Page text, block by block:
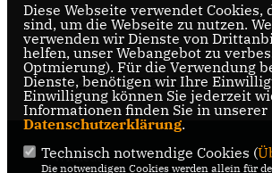
27.08.2022, 17:08 Uhr
Wickede
Diese Webseite verwendet Cookies,
sind, um die Webseite zu nutzen.
verwenden wir Dienste von
helfen, unser Webangebot zu
Optmierung). Für die Verwendung
Dienste, benötigen wir Ihre
Einwilligung können Sie jederzeit
Informationen finden Sie in unserer
Datenschutzerklärung.
Technisch notwendige Cookies (
Die notwendigen Cookies werden allein für